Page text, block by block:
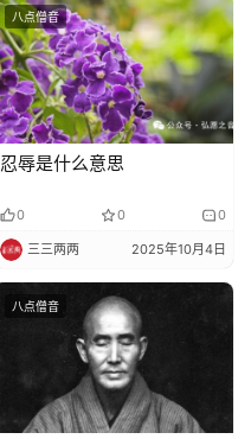
注册
八点僧音
忍辱是什么意思
0 0 0
三三两两 2025年10月4日
八点僧音